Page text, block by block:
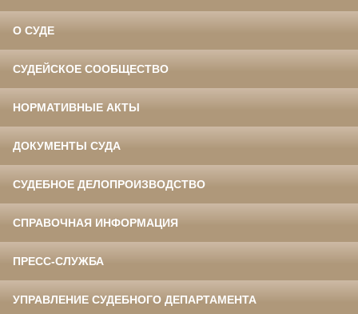
О СУДЕ
СУДЕЙСКОЕ СООБЩЕСТВО
НОРМАТИВНЫЕ АКТЫ
ДОКУМЕНТЫ СУДА
СУДЕБНОЕ ДЕЛОПРОИЗВОДСТВО
СПРАВОЧНАЯ ИНФОРМАЦИЯ
ПРЕСС-СЛУЖБА
УПРАВЛЕНИЕ СУДЕБНОГО ДЕПАРТАМЕНТА